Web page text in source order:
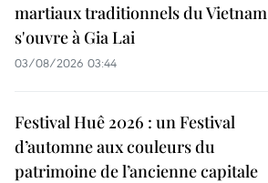
martiaux traditionnels du Vietnam
s'ouvre à Gia Lai
03/08/2026 03:44
Festival Huê 2026 : un Festival
d’automne aux couleurs du
patrimoine de l’ancienne capitale